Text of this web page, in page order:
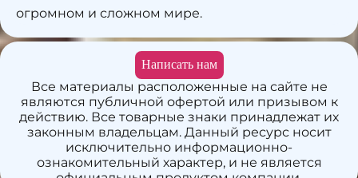
огромном и сложном мире.
Все материалы расположенные на сайте не
являются публичной офертой или призывом к
действию. Все товарные знаки принадлежат их
законным владельцам. Данный ресурс носит
исключительно информационно-
ознакомительный характер, и не является
Написать нам